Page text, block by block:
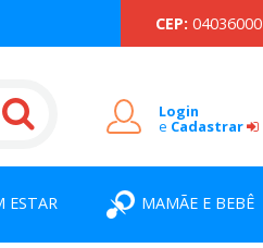
CEP: 04036000
Login
e Cadastrar
ESTAR MAMÃE E BEBÊ